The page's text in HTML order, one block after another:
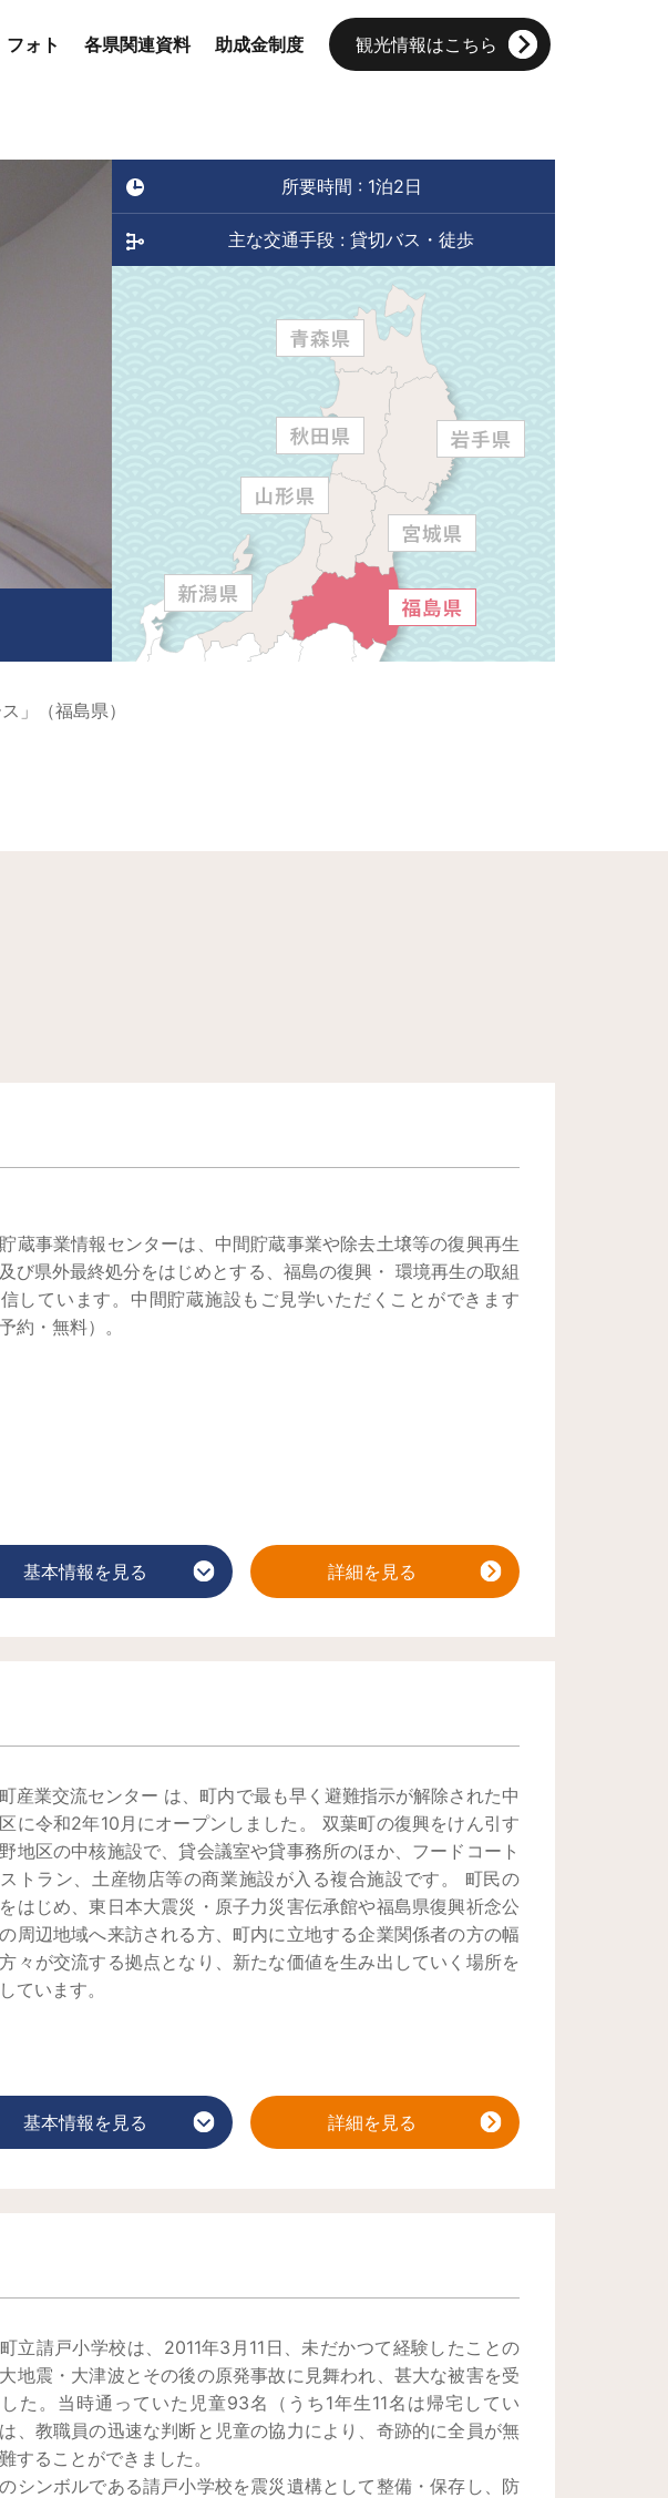
フォト 各県関連資料 助成金制度 観光情報はこちら
所要時間 : 1泊2日
主な交通手段 : 貸切バス・徒歩
」（福島県）
蔵事業情報センターは、中間貯蔵事業や除去土壌等の復興再生
び県外最終処分をはじめとする、福島の復興・ 環境再生の取組
しています。中間貯蔵施設もご見学いただくことができます
予約・無料）。
基本情報を見る 詳細を見る
産業交流センター は、町内で最も早く避難指示が解除された中
に令和2年10月にオープンしました。 双葉町の復興をけん引す
地区の中核施設で、貸会議室や貸事務所のほか、フードコート
トラン、土産物店等の商業施設が入る複合施設です。 町民の
はじめ、東日本大震災・原子力災害伝承館や福島県復興祈念公
周辺地域へ来訪される方、町内に立地する企業関係者の方の幅
々が交流する拠点となり、新たな価値を生み出していく場所を
ています。
基本情報を見る 詳細を見る
立請戸小学校は、2011年3月11日、未だかつて経験したことの
地震・大津波とその後の原発事故に見舞われ、甚大な被害を受
た。当時通っていた児童93名（うち1年生11名は帰宅してい
、教職員の迅速な判断と児童の協力により、奇跡的に全員が無
することができました。
シンボルである請戸小学校を震災遺構として整備・保存し、防